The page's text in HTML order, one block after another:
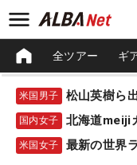
全ツアー ギ
米国男子
国内女子 北海道meiji
米国女子 最新の世界